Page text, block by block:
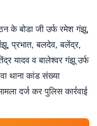
के बोडा जी उर्फ रमेश गंझू,
प्रभात, बलदेव, बलेंद्र,
यादव व बालेश्वर गंझू उर्फ
थाना कांड संख्या
दर्ज कर पुलिस कार्रवाई